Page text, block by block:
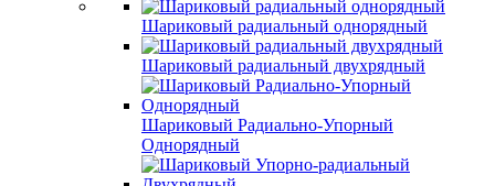
Шариковый радиальный однорядный
Шариковый радиальный двухрядный
Шариковый Радиально-Упорный
Однорядный